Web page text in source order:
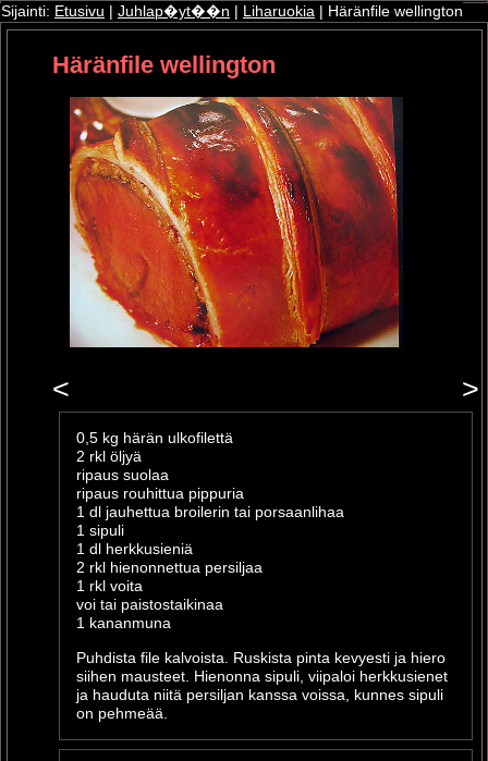
Sijainti: Etusivu Juhlap�yt��n Liharuokia | Häränfile wellington
Häränfile wellington
< >
0,5 kg härän ulkofilettä
2 rkl öljyä
ripaus suolaa
ripaus rouhittua pippuria
1 dl jauhettua broilerin tai porsaanlihaa
1 sipuli
1 dl herkkusieniä
2 rkl hienonnettua persiljaa
1 rkl voita
voi tai paistostaikinaa
1 kananmuna
Puhdista file kalvoista. Ruskista pinta kevyesti ja hiero
siihen mausteet. Hienonna sipuli, viipaloi herkkusienet
ja hauduta niitä persiljan kanssa voissa, kunnes sipuli
on pehmeää.